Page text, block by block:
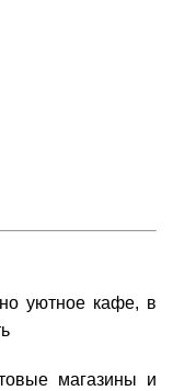
уютное кафе, в
магазины и